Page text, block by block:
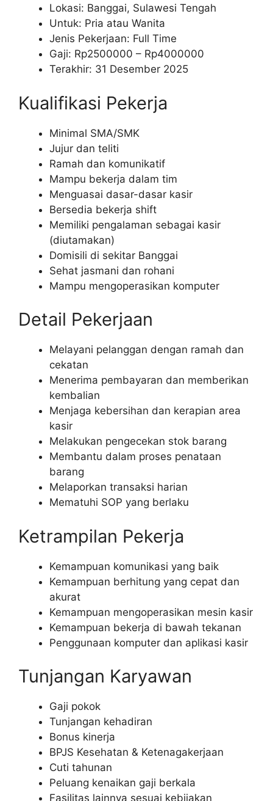
Lokasi: Banggai, Sulawesi Tengah
Untuk: Pria atau Wanita
Jenis Pekerjaan: Full Time
Gaji: Rp2500000 – Rp4000000
Terakhir: 31 Desember 2025
Kualifikasi Pekerja
Minimal SMA/SMK
Jujur dan teliti
Ramah dan komunikatif
Mampu bekerja dalam tim
Menguasai dasar-dasar kasir
Bersedia bekerja shift
Memiliki pengalaman sebagai kasir
(diutamakan)
Domisili di sekitar Banggai
Sehat jasmani dan rohani
Mampu mengoperasikan komputer
Detail Pekerjaan
Melayani pelanggan dengan ramah dan
cekatan
Menerima pembayaran dan memberikan
kembalian
Menjaga kebersihan dan kerapian area
kasir
Melakukan pengecekan stok barang
Membantu dalam proses penataan
barang
Melaporkan transaksi harian
Mematuhi SOP yang berlaku
Ketrampilan Pekerja
Kemampuan komunikasi yang baik
Kemampuan berhitung yang cepat dan
akurat
Kemampuan mengoperasikan mesin kasir
Kemampuan bekerja di bawah tekanan
Penggunaan komputer dan aplikasi kasir
Tunjangan Karyawan
Gaji pokok
Tunjangan kehadiran
Bonus kinerja
BPJS Kesehatan & Ketenagakerjaan
Cuti tahunan
Peluang kenaikan gaji berkala
Fasilitas lainnya sesuai kebijakan